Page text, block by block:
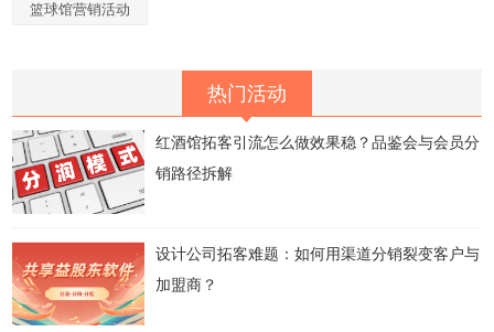
篮球馆营销活动
热门活动
红酒馆拓客引流怎么做效果稳？品鉴会与会员分
销路径拆解
设计公司拓客难题：如何用渠道分销裂变客户与
加盟商？